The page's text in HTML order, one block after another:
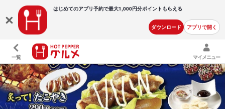
はじめてのアプリ予約で最大1,000円分ポイントもらえる
ダウンロード アプリで開く
一覧 マイメニュー